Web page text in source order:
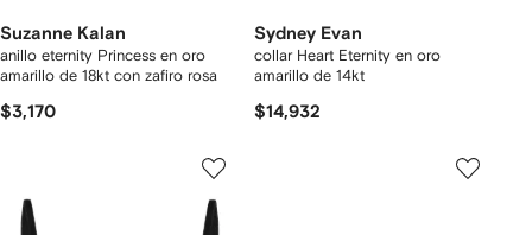
Suzanne Kalan
anillo eternity Princess en oro
amarillo de 18kt con zafiro rosa
$3,170
Sydney Evan
collar Heart Eternity en oro
amarillo de 14kt
$14,932